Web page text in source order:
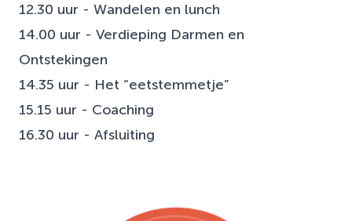
12.30 uur - Wandelen en lunch
14.00 uur - Verdieping Darmen en
Ontstekingen
14.35 uur - Het “eetstemmetje”
15.15 uur - Coaching
16.30 uur - Afsluiting